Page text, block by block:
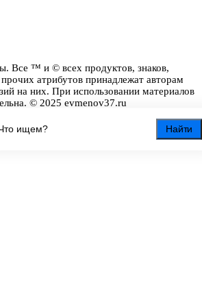
Найти
Все ™ и © всех продуктов, знаков,
атрибутов принадлежат авторам
на них. При использовании материалов
© 2025 evmenov37.ru